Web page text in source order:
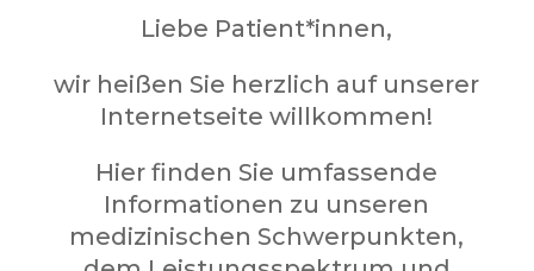
Liebe Patient*innen,
wir heißen Sie herzlich auf unserer
Internetseite willkommen!
Hier finden Sie umfassende
Informationen zu unseren
medizinischen Schwerpunkten,